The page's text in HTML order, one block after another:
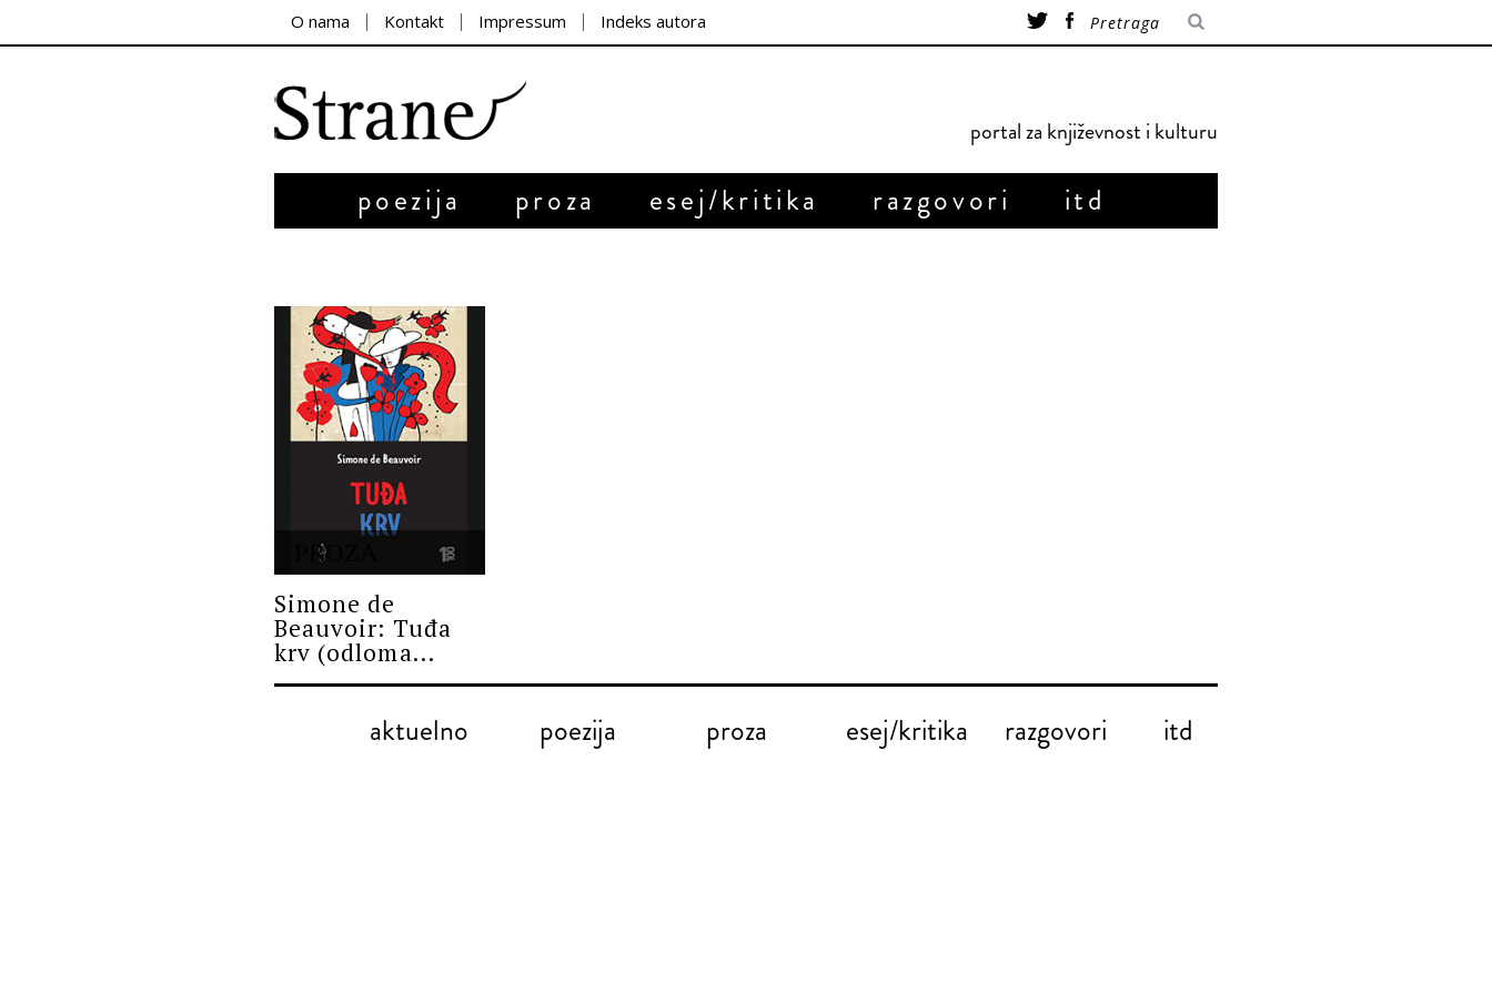
O nama Kontakt Impressum Indeks autora
portal za književnost i kulturu
poezija proza esej/kritika razgovori itd
PROZA
Simone de
Beauvoir: Tuđa
krv (odloma...
aktuelno poezija proza esej/kritika razgovori itd